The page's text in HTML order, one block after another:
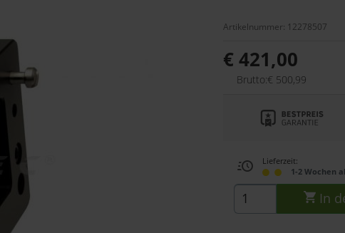
Artikelnummer: 12278507
€ 421,00
Brutto:€ 500,99
Lieferzeit:
1-2 Wochen
In